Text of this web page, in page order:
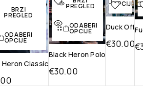
listu želja
pregled
BRZI
PREGLED
ODABERI
OPCIJE
Heron Classic
listu želja
pregled
PREGLED
ODABERI
OPCIJE
Black Heron Polo
€30.00
na
OPCIJE
Duck Off
€30.00€